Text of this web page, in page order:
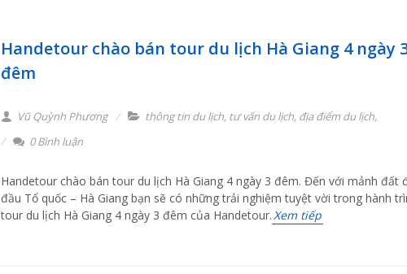
Handetour chào bán tour du lịch Hà Giang 4 ngày
đêm
Vũ Quỳnh Phương thông tin du lịch, tư vấn du lịch, địa điểm du lịch,
0 Bình luận
Handetour chào bán tour du lịch Hà Giang 4 ngày 3 đêm. Đến với mảnh đất
đầu Tổ quốc – Hà Giang bạn sẽ có những trải nghiệm tuyệt vời trong hành
tour du lịch Hà Giang 4 ngày 3 đêm của Handetour.Xem tiếp